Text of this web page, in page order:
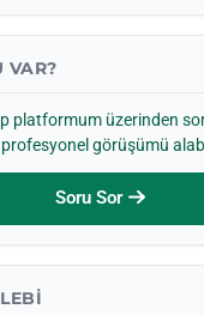
VAR?
platformum üzerinden
görüşümü
Soru Sor